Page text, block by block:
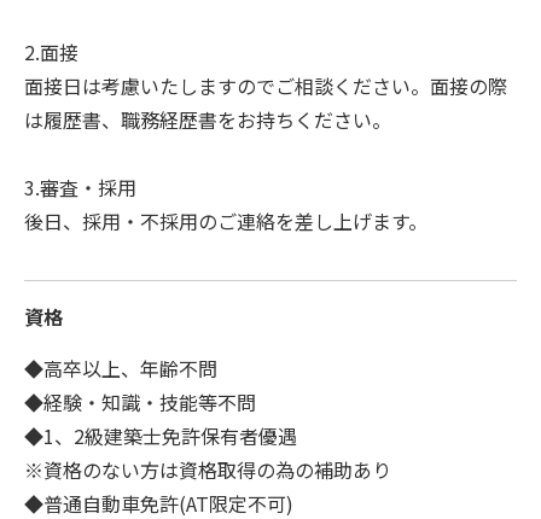
2.面接
面接日は考慮いたしますのでご相談ください。面接の際
は履歴書、職務経歴書をお持ちください。
3.審査・採用
後日、採用・不採用のご連絡を差し上げます。
資格
◆高卒以上、年齢不問
◆経験・知識・技能等不問
◆1、2級建築士免許保有者優遇
※資格のない方は資格取得の為の補助あり
◆普通自動車免許(AT限定不可)